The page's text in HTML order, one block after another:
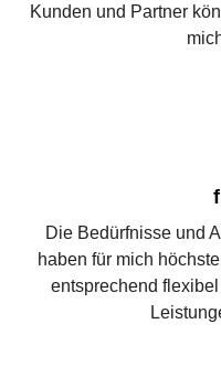
Kunden und Partner
Die Bedürfnisse und
haben für mich
entsprechend